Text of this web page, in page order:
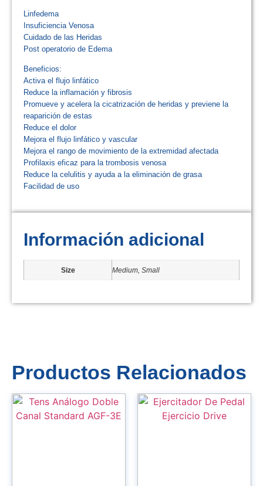
Linfedema
Insuficiencia Venosa
Cuidado de las Heridas
Post operatorio de Edema
Beneficios:
Activa el flujo linfático
Reduce la inflamación y fibrosis
Promueve y acelera la cicatrización de heridas y previene la
reaparición de estas
Reduce el dolor
Mejora el flujo linfático y vascular
Mejora el rango de movimiento de la extremidad afectada
Profilaxis eficaz para la trombosis venosa
Reduce la celulitis y ayuda a la eliminación de grasa
Facilidad de uso
Información adicional
Size Medium, Small
Productos Relacionados